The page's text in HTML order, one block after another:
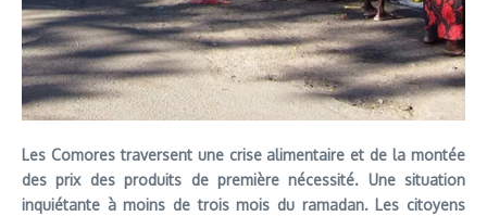
Les Comores traversent une crise alimentaire et de la montée
des prix des produits de première nécessité. Une situation
inquiétante à moins de trois mois du ramadan. Les citoyens